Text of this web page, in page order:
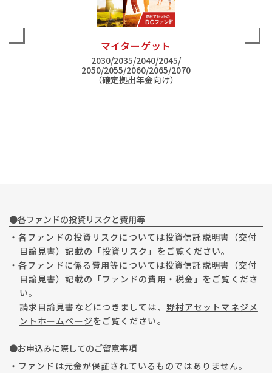
マイターゲット
2030/2035/2040/2045/
2050/2055/2060/2065/2070
（確定拠出年金向け）
●各ファンドの投資リスクと費用等
・各ファンドの投資リスクについては投資信託説明書（交付
目論見書）記載の「投資リスク」をご覧ください。
・各ファンドに係る費用等については投資信託説明書（交付
目論見書）記載の「ファンドの費用・税金」をご覧くださ
い。
請求目論見書などにつきましては、 野村アセットマネジメ
ントホームページをご覧ください。
●お申込みに際してのご留意事項
・ファンドは元金が保証されているものではありません。